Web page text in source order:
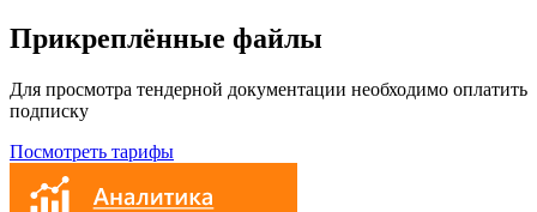
Прикреплённые файлы
Для просмотра тендерной документации необходимо оплатить
подписку
Посмотреть тарифы